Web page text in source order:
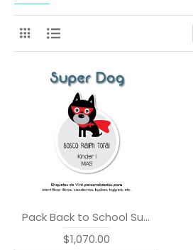
Pack Back to School Super Dog
$1,070.00